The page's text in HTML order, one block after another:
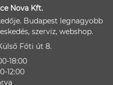
Nova Kft.
Budapest legnagyobb
szerviz, webshop.
Fóti út 8.
18:00
12:00